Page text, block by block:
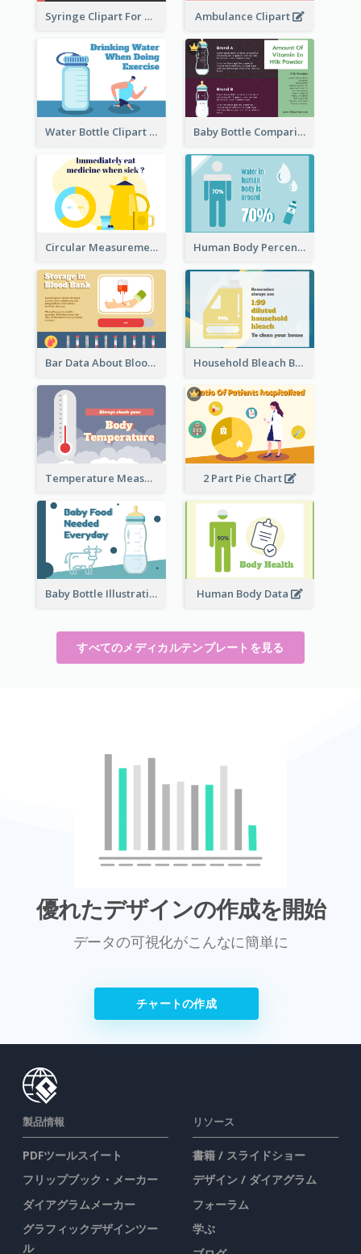
Syringe Clipart For Blood Donation Ambulance Clipart
Water Bottle Clipart Baby Bottle Comparison Information
Circular Measurement Of 2 Group Human Body Percentage Clipart
Bar Data About Blood Donation Household Bleach Bottle
Temperature Measurement 2 Part Pie Chart
Baby Bottle Illustration Human Body Data
すべてのメディカルテンプレートを見る
優れたデザインの作成を開始
データの可視化がこんなに簡単に
チャートの作成
製品情報
PDFツールスイート
フリップブック・メーカー
ダイアグラムメーカー
グラフィックデザインツー
ル
リソース
書籍 / スライドショー
デザイン / ダイアグラム
フォーラム
学ぶ